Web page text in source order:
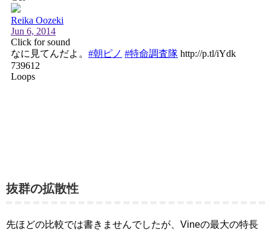
抜群の拡散性
先ほどの比較では書きませんでしたが、Vineの最大の特長